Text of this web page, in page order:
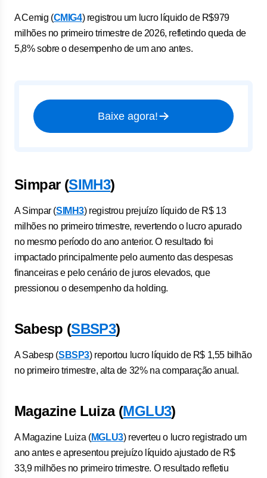
⁠A ⁠Cemig (CMIG4) registrou um ‌lucro líquido de R$979
milhões no ‌primeiro trimestre de 2026, refletindo queda de
5,8% sobre ⁠o ‌desempenho ⁠de um ano antes.
Baixe agora!
Simpar (SIMH3)
A Simpar (SIMH3) registrou prejuízo líquido de R$ 13
milhões no primeiro trimestre, revertendo o lucro apurado
no mesmo período do ano anterior. O resultado foi
impactado principalmente pelo aumento das despesas
financeiras e pelo cenário de juros elevados, que
pressionou o desempenho da holding.
Sabesp (SBSP3)
A Sabesp (SBSP3) reportou lucro líquido de R$ 1,55 bilhão
no primeiro trimestre, alta de 32% na comparação anual.
Magazine Luiza (MGLU3)
A Magazine Luiza (MGLU3) reverteu o lucro registrado um
ano antes e apresentou prejuízo líquido ajustado de R$
33,9 milhões no primeiro trimestre. O resultado refletiu